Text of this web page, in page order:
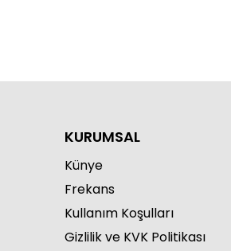
KURUMSAL
Künye
Frekans
Kullanım Koşulları
Gizlilik ve KVK Politikası